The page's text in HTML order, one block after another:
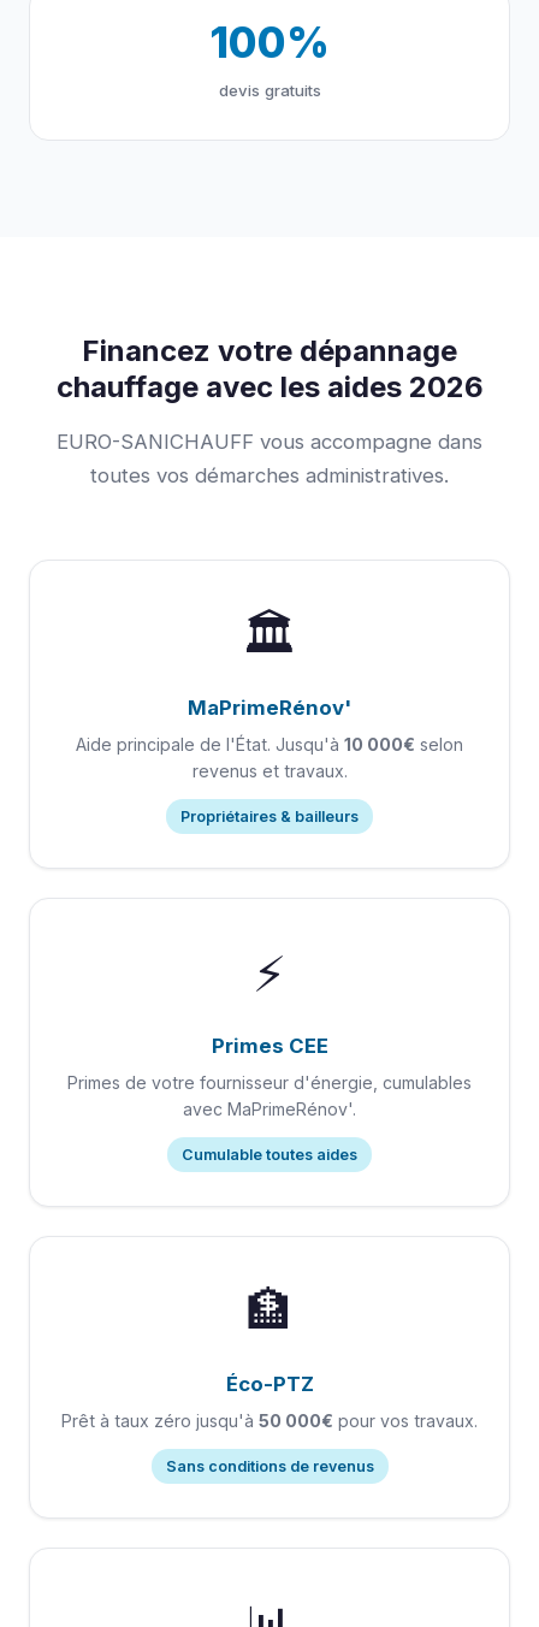
100%
devis gratuits
Financez votre dépannage
chauffage avec les aides 2026
EURO-SANICHAUFF vous accompagne dans
toutes vos démarches administratives.
🏛️
MaPrimeRénov'
Aide principale de l'État. Jusqu'à 10 000€ selon
revenus et travaux.
Propriétaires & bailleurs
⚡
Primes CEE
Primes de votre fournisseur d'énergie, cumulables
avec MaPrimeRénov'.
Cumulable toutes aides
🏦
Éco-PTZ
Prêt à taux zéro jusqu'à 50 000€ pour vos travaux.
Sans conditions de revenus